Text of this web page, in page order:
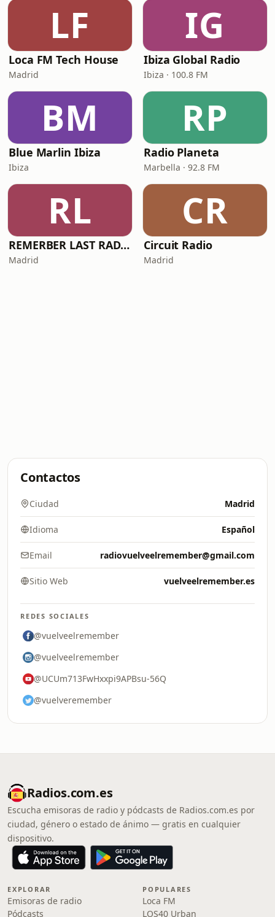
LF
Loca FM Tech House
Madrid
IG
Ibiza Global Radio
Ibiza · 100.8 FM
BM
Blue Marlin Ibiza
Ibiza
RP
Radio Planeta
Marbella · 92.8 FM
RL
REMERBER LAST RADIO
Madrid
CR
Circuit Radio
Madrid
Contactos
Ciudad Madrid
Idioma Español
Email radiovuelveelremember@gmail.com
Sitio Web vuelveelremember.es
REDES SOCIALES
@vuelveelremember
@vuelveelremember
@UCUm713FwHxxpi9APBsu-56Q
@vuelveremember
Radios.com.es
Escucha emisoras de radio y pódcasts de Radios.com.es por
ciudad, género o estado de ánimo — gratis en cualquier
dispositivo.
EXPLORAR
Emisoras de radio
Pódcasts
POPULARES
Loca FM
LOS40 Urban